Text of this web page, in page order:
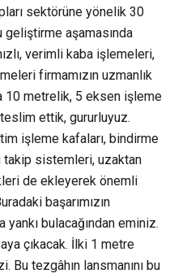
sektörüne yönelik 30
geliştirme aşamasında
verimli kaba işlemeleri,
firmamızın uzmanlık
10 metrelik, 5 eksen işleme
teslim ettik, gururluyuz.
işleme kafaları, bindirme
takip sistemleri, uzaktan
de ekleyerek önemli
başarımızın
bulacağından eminiz.
çıkacak. İlki 1 metre
tezgâhın lansmanını bu